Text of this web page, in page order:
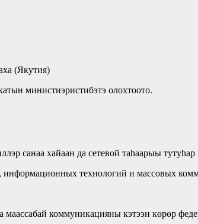
(Якутия)
министиэристибэтэ олохтоото.
санаа хайаан да сетевой таһаарыы
информационных технологий и массовых
коммуникацияны кэтээн көрөр